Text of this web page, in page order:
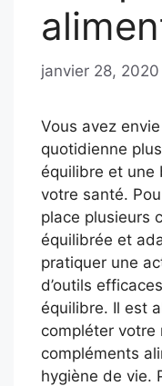
janvier 28, 2020
Vous avez
quotidienne
équilibre et une
votre santé.
place plusieurs
équilibrée et
pratiquer une
d’outils
équilibre. Il est
compléter votre
compléments
hygiène de vie.